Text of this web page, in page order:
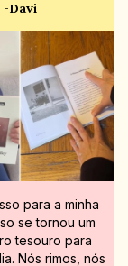
-Davi
para a minha
se tornou um
tesouro para
Nós rimos, nós